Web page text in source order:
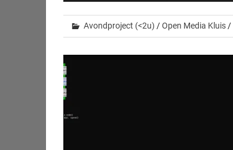
Avondproject (<2u) /Open Media Kluis/